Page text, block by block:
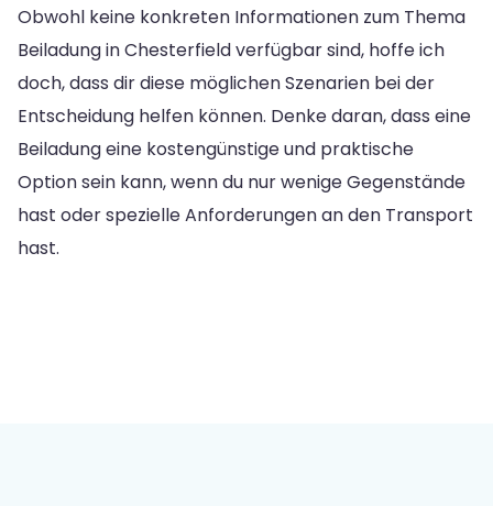
Obwohl keine konkreten Informationen zum Thema
Beiladung in Chesterfield verfügbar sind, hoffe ich
doch, dass dir diese möglichen Szenarien bei der
Entscheidung helfen können. Denke daran, dass eine
Beiladung eine kostengünstige und praktische
Option sein kann, wenn du nur wenige Gegenstände
hast oder spezielle Anforderungen an den Transport
hast.